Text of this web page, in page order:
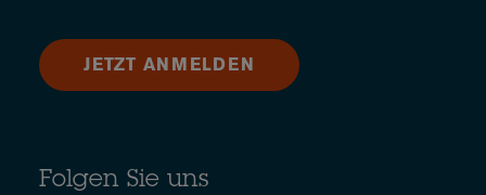
JETZT ANMELDEN
Folgen Sie uns